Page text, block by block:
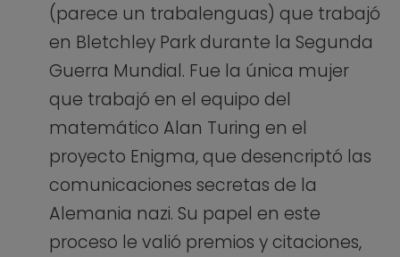
(parece un trabalenguas) que trabajó
en Bletchley Park durante la Segunda
Guerra Mundial. Fue la única mujer
que trabajó en el equipo del
matemático Alan Turing en el
proyecto Enigma, que desencriptó las
comunicaciones secretas de la
Alemania nazi. Su papel en este
proceso le valió premios y citaciones,